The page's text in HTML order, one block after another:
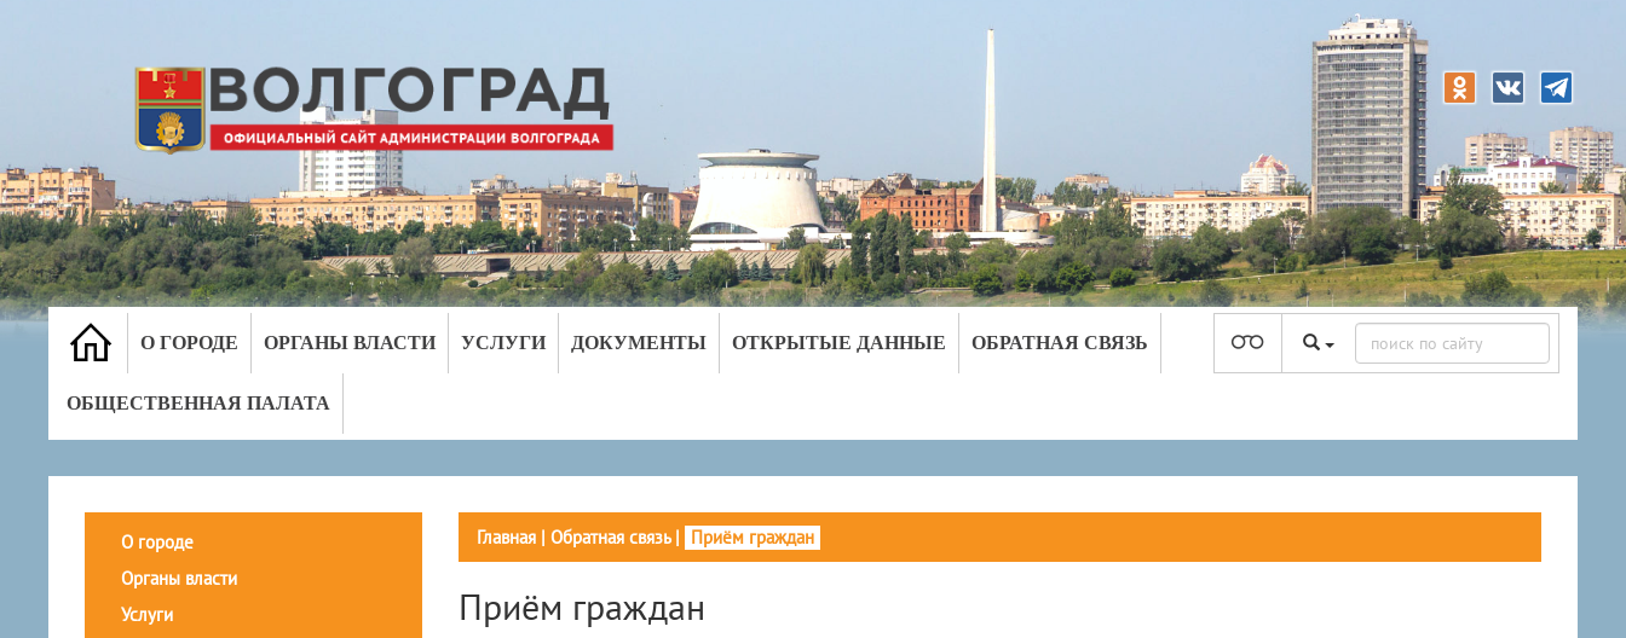
О ГОРОДЕ ОРГАНЫ ВЛАСТИ УСЛУГИ ДОКУМЕНТЫ ОТКРЫТЫЕ ДАННЫЕ ОБРАТНАЯ СВЯЗЬ
ОБЩЕСТВЕННАЯ ПАЛАТА
О городе
Органы власти
Услуги
Главная| Обратная связь| Приём граждан
Приём граждан